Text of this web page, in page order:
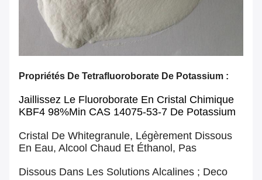
Propriétés De Tetrafluoroborate De Potassium :
Jaillissez Le Fluoroborate En Cristal Chimique
KBF4 98%min CAS 14075-53-7 De Potassium
Cristal De Whitegranule, Légèrement Dissous
En Eau, Alcool Chaud Et Éthanol, Pas
Dissous Dans Les Solutions Alcalines ; Deco